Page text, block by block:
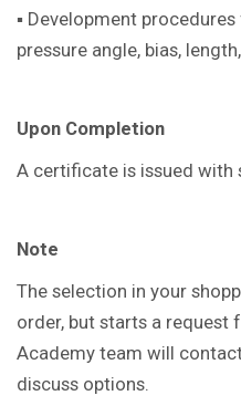
▪ Development
pressure angle, bias,
Upon Completion
A certificate is issued with
Note
The selection in your
order, but starts a request
Academy team will
discuss options.